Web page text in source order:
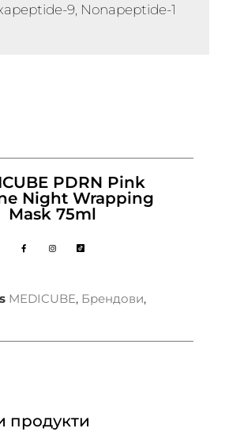
9, Nonapeptide-1
PDRN Pink
Night Wrapping
Mask 75ml
MEDICUBE, Брендови,
продукти